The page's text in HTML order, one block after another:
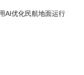
AI优化民航地面运行